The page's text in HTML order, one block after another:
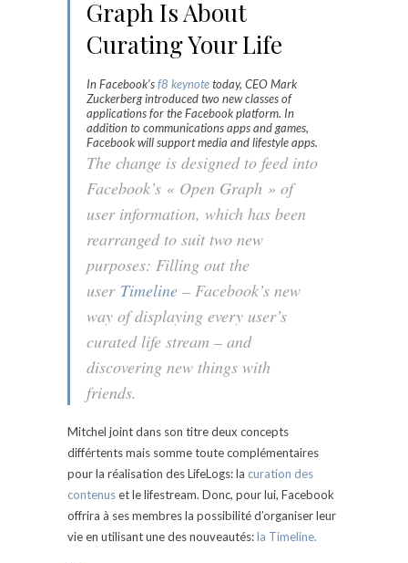
Graph Is About
Curating Your Life
In Facebook’sf8 keynotetoday, CEO Mark
Zuckerberg introduced two new classes of
applications for the Facebook platform. In
addition to communications apps and games,
Facebook will support media and lifestyle apps.
The change is designed to feed into
Facebook’s « Open Graph » of
user information, which has been
rearranged to suit two new
purposes: Filling out the
user Timeline – Facebook’s new
way of displaying every user’s
curated life stream – and
discovering new things with
friends.
Mitchel joint dans son titre deux concepts
différtents mais somme toute complémentaires
pour la réalisation des LifeLogs: la curation des
contenuset le lifestream. Donc, pour lui, Facebook
offrira à ses membres la possibilité d’organiser leur
vie en utilisant une des nouveautés:la Timeline.